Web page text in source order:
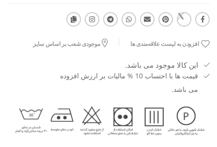
افزودن به لیست علاقه‌مندی ها موجودی شعب بر اساس سایز
این کالا موجود می باشد.
قیمت ها با احتساب 10 % مالیات بر ارزش افزوده
می باشد.